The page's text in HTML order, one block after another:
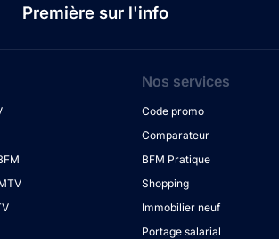
Première sur l'info
Nos services
Code promo
Comparateur
BFM Pratique
Shopping
Immobilier neuf
Portage salarial